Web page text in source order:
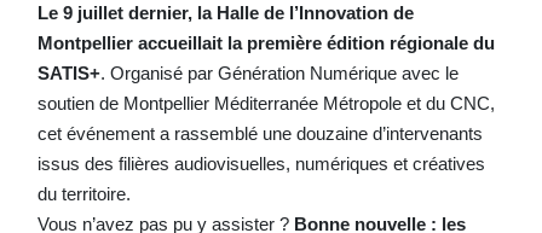
Le 9 juillet dernier, la Halle de l’Innovation de
Montpellier accueillait la première édition régionale du
SATIS+. Organisé par Génération Numérique avec le
soutien de Montpellier Méditerranée Métropole et du CNC,
cet événement a rassemblé une douzaine d’intervenants
issus des filières audiovisuelles, numériques et créatives
du territoire.
Vous n’avez pas pu y assister ? Bonne nouvelle : les